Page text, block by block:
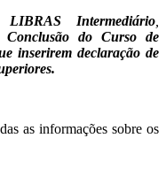
LIBRAS Intermediário
Conclusão do Curso de
inserirem declaração de
as informações sobre os